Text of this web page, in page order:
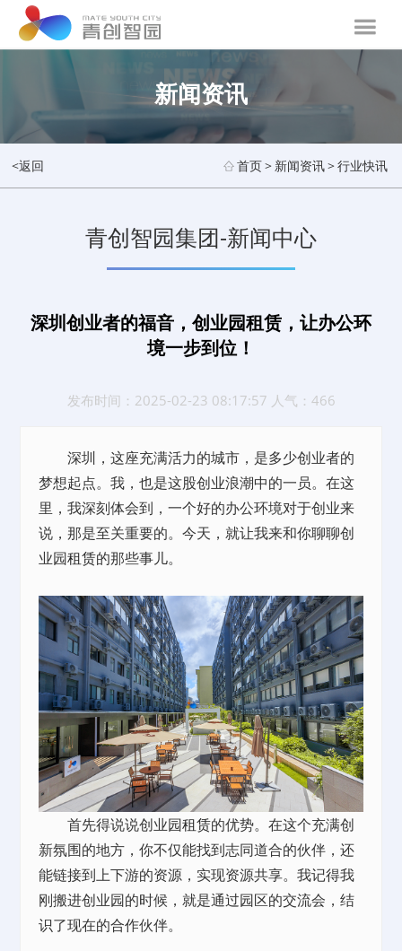
新闻资讯
<返回 首页> 新闻资讯>行业快讯
青创智园集团-新闻中心
深圳创业者的福音，创业园租赁，让办公环
境一步到位！
发布时间：2025-02-23 08:17:57 人气：466
深圳，这座充满活力的城市，是多少创业者的
梦想起点。我，也是这股创业浪潮中的一员。在这
里，我深刻体会到，一个好的办公环境对于创业来
说，那是至关重要的。今天，就让我来和你聊聊创
业园租赁的那些事儿。
首先得说说创业园租赁的优势。在这个充满创
新氛围的地方，你不仅能找到志同道合的伙伴，还
能链接到上下游的资源，实现资源共享。我记得我
刚搬进创业园的时候，就是通过园区的交流会，结
识了现在的合作伙伴。